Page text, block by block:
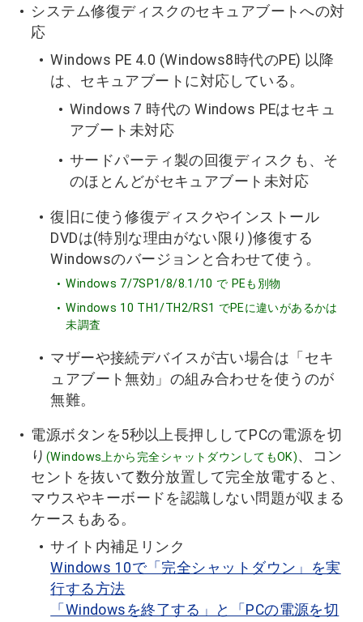
システム修復ディスクのセキュアブートへの対
応
Windows PE 4.0 (Windows8時代のPE) 以降
は、セキュアブートに対応している。
Windows 7 時代の Windows PEはセキュ
アブート未対応
サードパーティ製の回復ディスクも、そ
のほとんどがセキュアブート未対応
復旧に使う修復ディスクやインストール
DVDは(特別な理由がない限り)修復する
Windowsのバージョンと合わせて使う。
Windows 7/7SP1/8/8.1/10 で PEも別物
Windows 10 TH1/TH2/RS1 でPEに違いがあるかは
未調査
マザーや接続デバイスが古い場合は「セキ
ュアブート無効」の組み合わせを使うのが
無難。
電源ボタンを5秒以上長押ししてPCの電源を切
り (Windows上から完全シャットダウンしてもOK)、コン
セントを抜いて数分放置して完全放電すると、
マウスやキーボードを認識しない問題が収まる
ケースもある。
サイト内補足リンク
Windows 10で「完全シャットダウン」を実
行する方法
「Windowsを終了する」と「PCの電源を切